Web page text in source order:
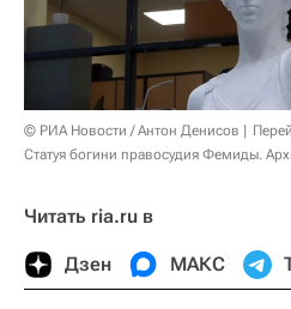
© РИА Новости / Антон Денисов
Статуя богини правосудия Фемиды.
Читать ria.ru в
Дзен МАКС